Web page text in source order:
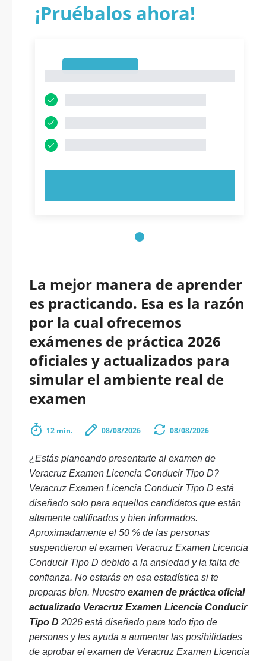
¡Pruébalos ahora!
La mejor manera de aprender
es practicando. Esa es la razón
por la cual ofrecemos
exámenes de práctica 2026
oficiales y actualizados para
simular el ambiente real de
examen
12 min. 08/08/2026 08/08/2026
¿Estás planeando presentarte al examen de
Veracruz Examen Licencia Conducir Tipo D?
Veracruz Examen Licencia Conducir Tipo D está
diseñado solo para aquellos candidatos que están
altamente calificados y bien informados.
Aproximadamente el 50 % de las personas
suspendieron el examen Veracruz Examen Licencia
Conducir Tipo D debido a la ansiedad y la falta de
confianza. No estarás en esa estadística si te
preparas bien. Nuestro examen de práctica oficial
actualizado Veracruz Examen Licencia Conducir
Tipo D 2026 está diseñado para todo tipo de
personas y les ayuda a aumentar las posibilidades
de aprobar el examen de Veracruz Examen Licencia